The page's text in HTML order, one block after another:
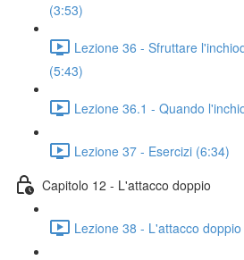
(3:53)
Lezione 36 - Sfruttare
(5:43)
Lezione 36.1 - Quando
Lezione 37 - Esercizi (6:34)
Capitolo 12 - L'attacco doppio
Lezione 38 - L'attacco